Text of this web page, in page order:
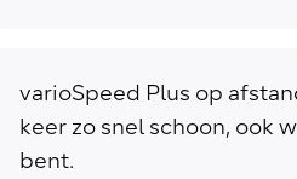
varioSpeed Plus op
keer zo snel schoon, ook
bent.